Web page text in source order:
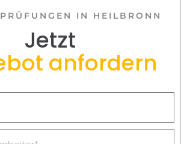
IN HEILBRONN
Jetzt
anfordern